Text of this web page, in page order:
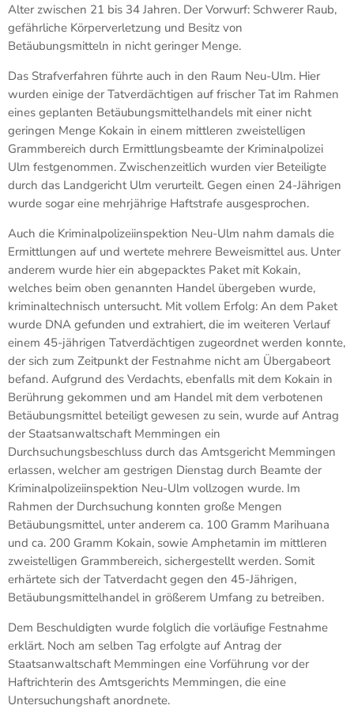
Alter zwischen 21 bis 34 Jahren. Der Vorwurf: Schwerer Raub,
gefährliche Körperverletzung und Besitz von
Betäubungsmitteln in nicht geringer Menge.
Das Strafverfahren führte auch in den Raum Neu-Ulm. Hier
wurden einige der Tatverdächtigen auf frischer Tat im Rahmen
eines geplanten Betäubungsmittelhandels mit einer nicht
geringen Menge Kokain in einem mittleren zweistelligen
Grammbereich durch Ermittlungsbeamte der Kriminalpolizei
Ulm festgenommen. Zwischenzeitlich wurden vier Beteiligte
durch das Landgericht Ulm verurteilt. Gegen einen 24-Jährigen
wurde sogar eine mehrjährige Haftstrafe ausgesprochen.
Auch die Kriminalpolizeiinspektion Neu-Ulm nahm damals die
Ermittlungen auf und wertete mehrere Beweismittel aus. Unter
anderem wurde hier ein abgepacktes Paket mit Kokain,
welches beim oben genannten Handel übergeben wurde,
kriminaltechnisch untersucht. Mit vollem Erfolg: An dem Paket
wurde DNA gefunden und extrahiert, die im weiteren Verlauf
einem 45-jährigen Tatverdächtigen zugeordnet werden konnte,
der sich zum Zeitpunkt der Festnahme nicht am Übergabeort
befand. Aufgrund des Verdachts, ebenfalls mit dem Kokain in
Berührung gekommen und am Handel mit dem verbotenen
Betäubungsmittel beteiligt gewesen zu sein, wurde auf Antrag
der Staatsanwaltschaft Memmingen ein
Durchsuchungsbeschluss durch das Amtsgericht Memmingen
erlassen, welcher am gestrigen Dienstag durch Beamte der
Kriminalpolizeiinspektion Neu-Ulm vollzogen wurde. Im
Rahmen der Durchsuchung konnten große Mengen
Betäubungsmittel, unter anderem ca. 100 Gramm Marihuana
und ca. 200 Gramm Kokain, sowie Amphetamin im mittleren
zweistelligen Grammbereich, sichergestellt werden. Somit
erhärtete sich der Tatverdacht gegen den 45-Jährigen,
Betäubungsmittelhandel in größerem Umfang zu betreiben.
Dem Beschuldigten wurde folglich die vorläufige Festnahme
erklärt. Noch am selben Tag erfolgte auf Antrag der
Staatsanwaltschaft Memmingen eine Vorführung vor der
Haftrichterin des Amtsgerichts Memmingen, die eine
Untersuchungshaft anordnete.